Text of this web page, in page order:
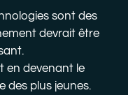
sont des
devrait être
en devenant le
des plus jeunes.